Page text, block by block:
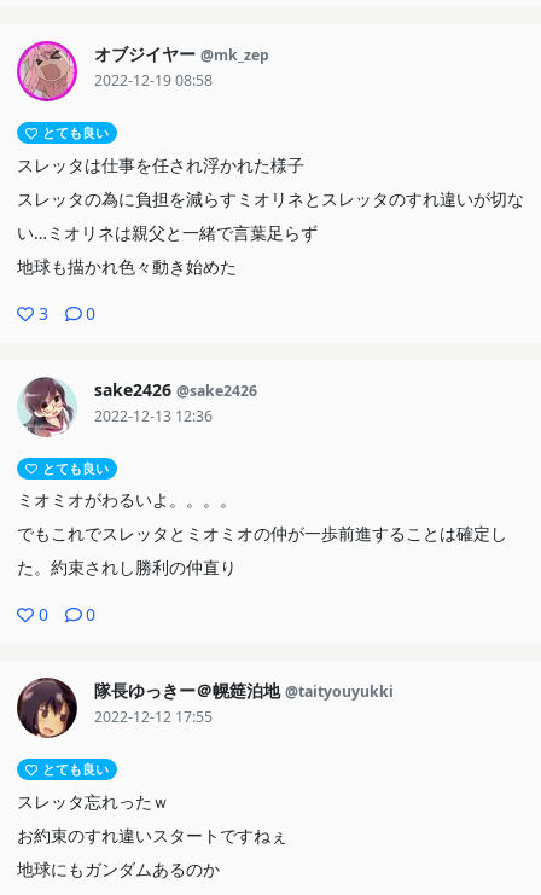
オブジイヤー @mk_zep
2022-12-19 08:58
とても良い
スレッタは仕事を任され浮かれた様子
スレッタの為に負担を減らすミオリネとスレッタのすれ違いが切な
い…ミオリネは親父と一緒で言葉足らず
地球も描かれ色々動き始めた
3 0
sake2426 @sake2426
2022-12-13 12:36
とても良い
ミオミオがわるいよ。。。。
でもこれでスレッタとミオミオの仲が一歩前進することは確定し
た。約束されし勝利の仲直り
0 0
隊長ゆっきー＠幌筵泊地 @taityouyukki
2022-12-12 17:55
とても良い
スレッタ忘れったｗ
お約束のすれ違いスタートですねぇ
地球にもガンダムあるのか